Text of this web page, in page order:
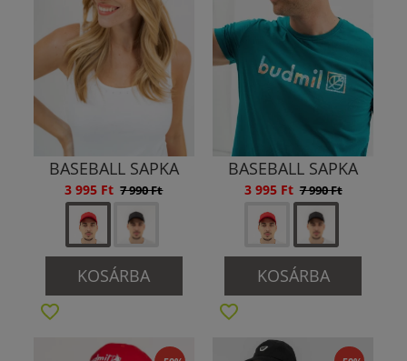
BASEBALL SAPKA
3 995 Ft 7 990 Ft
KOSÁRBA
BASEBALL SAPKA
3 995 Ft 7 990 Ft
KOSÁRBA